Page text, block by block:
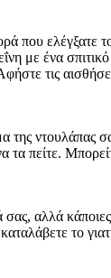
που ελέγξατε
με ένα
τις
τα πείτε.
αλλά
το